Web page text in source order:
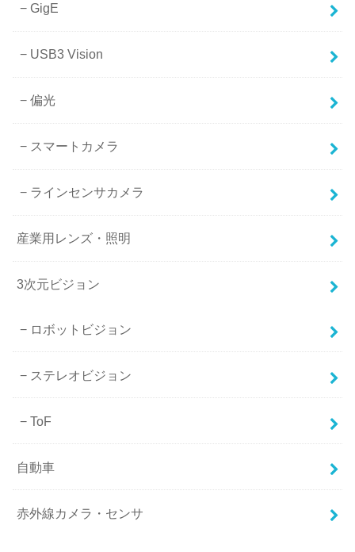
GigE
USB3 Vision
偏光
スマートカメラ
ラインセンサカメラ
産業用レンズ・照明
3次元ビジョン
ロボットビジョン
ステレオビジョン
ToF
自動車
赤外線カメラ・センサ